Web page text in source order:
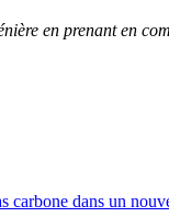
en prenant en
carbone dans un